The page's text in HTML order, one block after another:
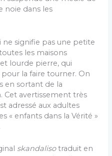
noie dans les
ne signifie pas une petite
les maisons
lourde pierre, qui
pour la faire tourner. On
en sortant de la
Cet avertissement très
adressé aux adultes
« enfants dans la Vérité »
skandalisotraduit en